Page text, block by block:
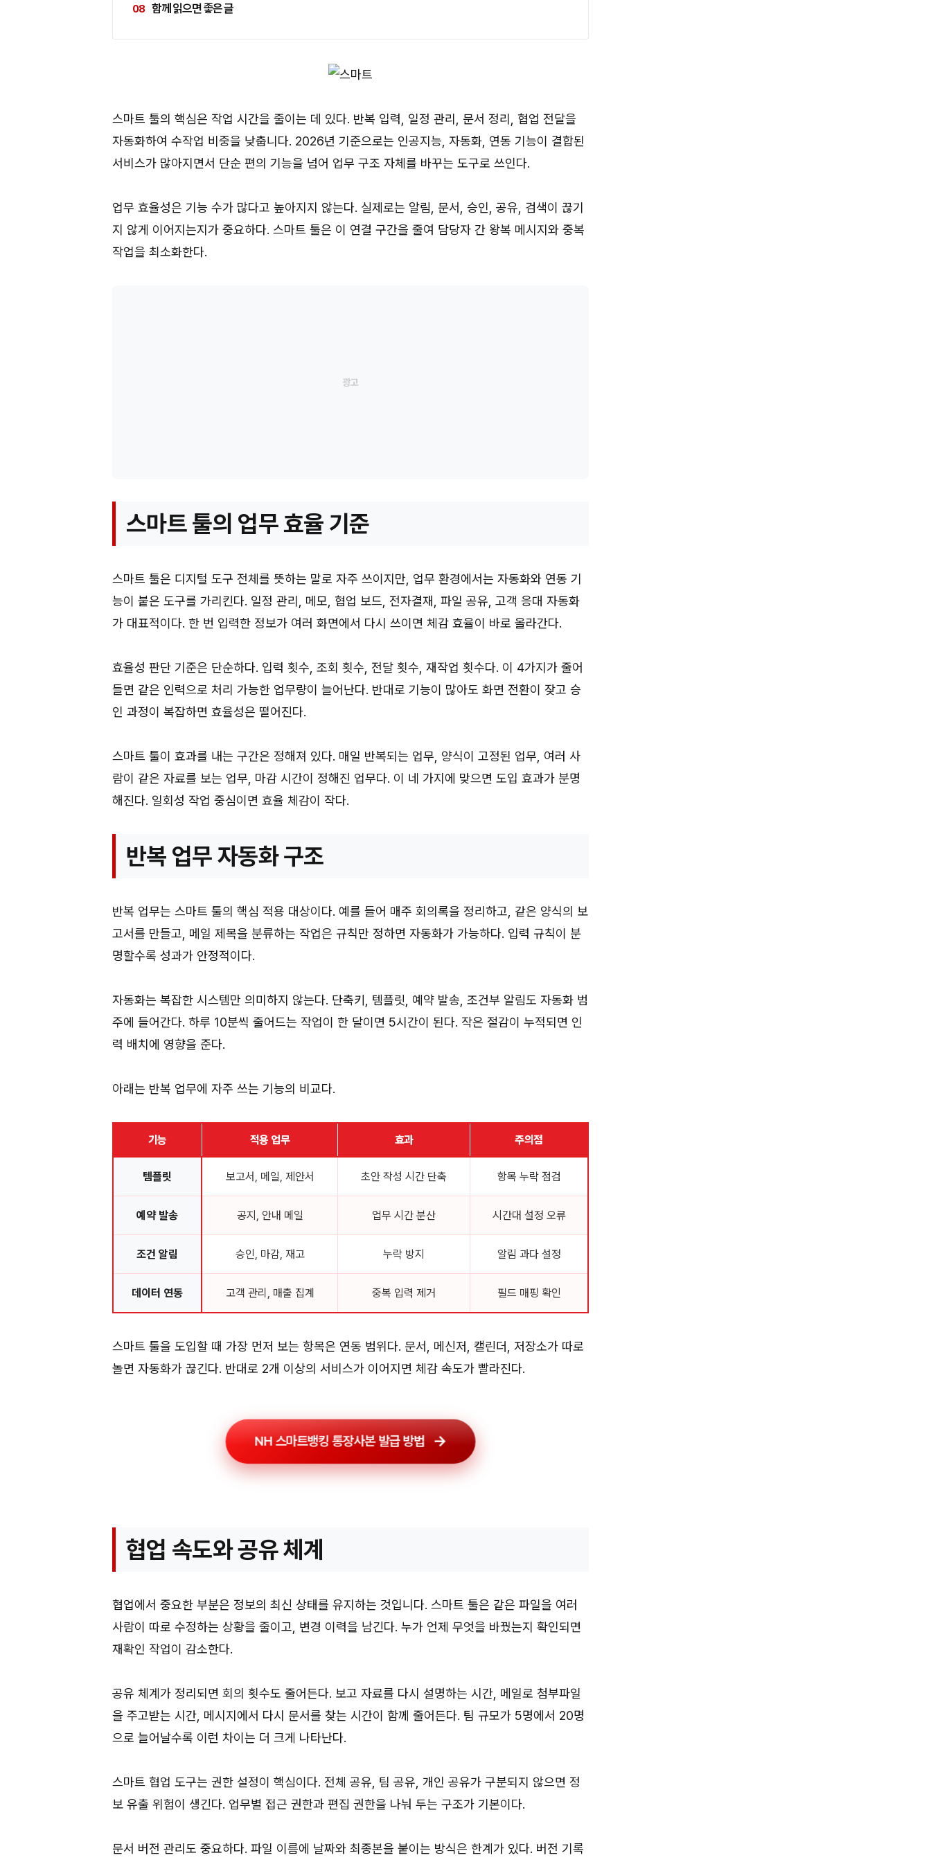
함께 읽으면 좋은 글
스마트 툴의 핵심은 작업 시간을 줄이는 데 있다. 반복 입력, 일정 관리, 문서 정리, 협업 전달을
자동화하여 수작업 비중을 낮춥니다. 2026년 기준으로는 인공지능, 자동화, 연동 기능이 결합된
서비스가 많아지면서 단순 편의 기능을 넘어 업무 구조 자체를 바꾸는 도구로 쓰인다.
업무 효율성은 기능 수가 많다고 높아지지 않는다. 실제로는 알림, 문서, 승인, 공유, 검색이 끊기
지 않게 이어지는지가 중요하다. 스마트 툴은 이 연결 구간을 줄여 담당자 간 왕복 메시지와 중복
작업을 최소화한다.
스마트 툴의 업무 효율 기준
스마트 툴은 디지털 도구 전체를 뜻하는 말로 자주 쓰이지만, 업무 환경에서는 자동화와 연동 기
능이 붙은 도구를 가리킨다. 일정 관리, 메모, 협업 보드, 전자결재, 파일 공유, 고객 응대 자동화
가 대표적이다. 한 번 입력한 정보가 여러 화면에서 다시 쓰이면 체감 효율이 바로 올라간다.
효율성 판단 기준은 단순하다. 입력 횟수, 조회 횟수, 전달 횟수, 재작업 횟수다. 이 4가지가 줄어
들면 같은 인력으로 처리 가능한 업무량이 늘어난다. 반대로 기능이 많아도 화면 전환이 잦고 승
인 과정이 복잡하면 효율성은 떨어진다.
스마트 툴이 효과를 내는 구간은 정해져 있다. 매일 반복되는 업무, 양식이 고정된 업무, 여러 사
람이 같은 자료를 보는 업무, 마감 시간이 정해진 업무다. 이 네 가지에 맞으면 도입 효과가 분명
해진다. 일회성 작업 중심이면 효율 체감이 작다.
반복 업무 자동화 구조
반복 업무는 스마트 툴의 핵심 적용 대상이다. 예를 들어 매주 회의록을 정리하고, 같은 양식의 보
고서를 만들고, 메일 제목을 분류하는 작업은 규칙만 정하면 자동화가 가능하다. 입력 규칙이 분
명할수록 성과가 안정적이다.
자동화는 복잡한 시스템만 의미하지 않는다. 단축키, 템플릿, 예약 발송, 조건부 알림도 자동화 범
주에 들어간다. 하루 10분씩 줄어드는 작업이 한 달이면 5시간이 된다. 작은 절감이 누적되면 인
력 배치에 영향을 준다.
아래는 반복 업무에 자주 쓰는 기능의 비교다.
기능 적용 업무 효과 주의점
템플릿 보고서, 메일, 제안서 초안 작성 시간 단축 항목 누락 점검
예약 발송 공지, 안내 메일 업무 시간 분산 시간대 설정 오류
조건 알림 승인, 마감, 재고 누락 방지 알림 과다 설정
데이터 연동 고객 관리, 매출 집계 중복 입력 제거 필드 매핑 확인
스마트 툴을 도입할 때 가장 먼저 보는 항목은 연동 범위다. 문서, 메신저, 캘린더, 저장소가 따로
놀면 자동화가 끊긴다. 반대로 2개 이상의 서비스가 이어지면 체감 속도가 빨라진다.
NH 스마트뱅킹 통장사본 발급 방법
협업 속도와 공유 체계
협업에서 중요한 부분은 정보의 최신 상태를 유지하는 것입니다. 스마트 툴은 같은 파일을 여러
사람이 따로 수정하는 상황을 줄이고, 변경 이력을 남긴다. 누가 언제 무엇을 바꿨는지 확인되면
재확인 작업이 감소한다.
공유 체계가 정리되면 회의 횟수도 줄어든다. 보고 자료를 다시 설명하는 시간, 메일로 첨부파일
을 주고받는 시간, 메시지에서 다시 문서를 찾는 시간이 함께 줄어든다. 팀 규모가 5명에서 20명
으로 늘어날수록 이런 차이는 더 크게 나타난다.
스마트 협업 도구는 권한 설정이 핵심이다. 전체 공유, 팀 공유, 개인 공유가 구분되지 않으면 정
보 유출 위험이 생긴다. 업무별 접근 권한과 편집 권한을 나눠 두는 구조가 기본이다.
문서 버전 관리도 중요하다. 파일 이름에 날짜와 최종본을 붙이는 방식은 한계가 있다. 버전 기록